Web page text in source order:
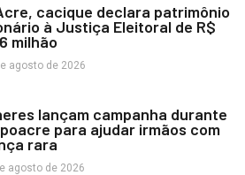
cacique declara patrimônio
à Justiça Eleitoral de R$
milhão
agosto de 2026
lançam campanha durante
para ajudar irmãos com
rara
agosto de 2026